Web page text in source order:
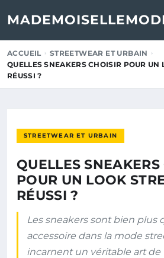
ACCUEIL
STREETWEAR ET URBAIN
QUELLES SNEAKERS CHOISIR POUR UN
RÉUSSI ?
STREETWEAR ET URBAIN
QUELLES
POUR UN LOOK
RÉUSSI ?
Les sneakers sont bien plus
accessoire dans la mode
incarnent un véritable art de